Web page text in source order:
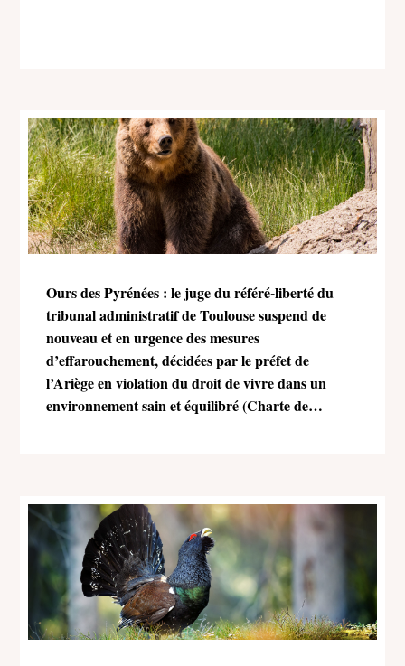
Ours des Pyrénées : le juge du référé-liberté du
tribunal administratif de Toulouse suspend de
nouveau et en urgence des mesures
d’effarouchement, décidées par le préfet de
l’Ariège en violation du droit de vivre dans un
environnement sain et équilibré (Charte de